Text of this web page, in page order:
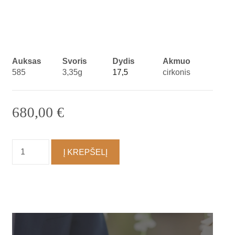
Auksas
585
Svoris
3,35g
Dydis
17,5
Akmuo
cirkonis
680,00 €
kiekis:
Žiedas
Į KREPŠELĮ